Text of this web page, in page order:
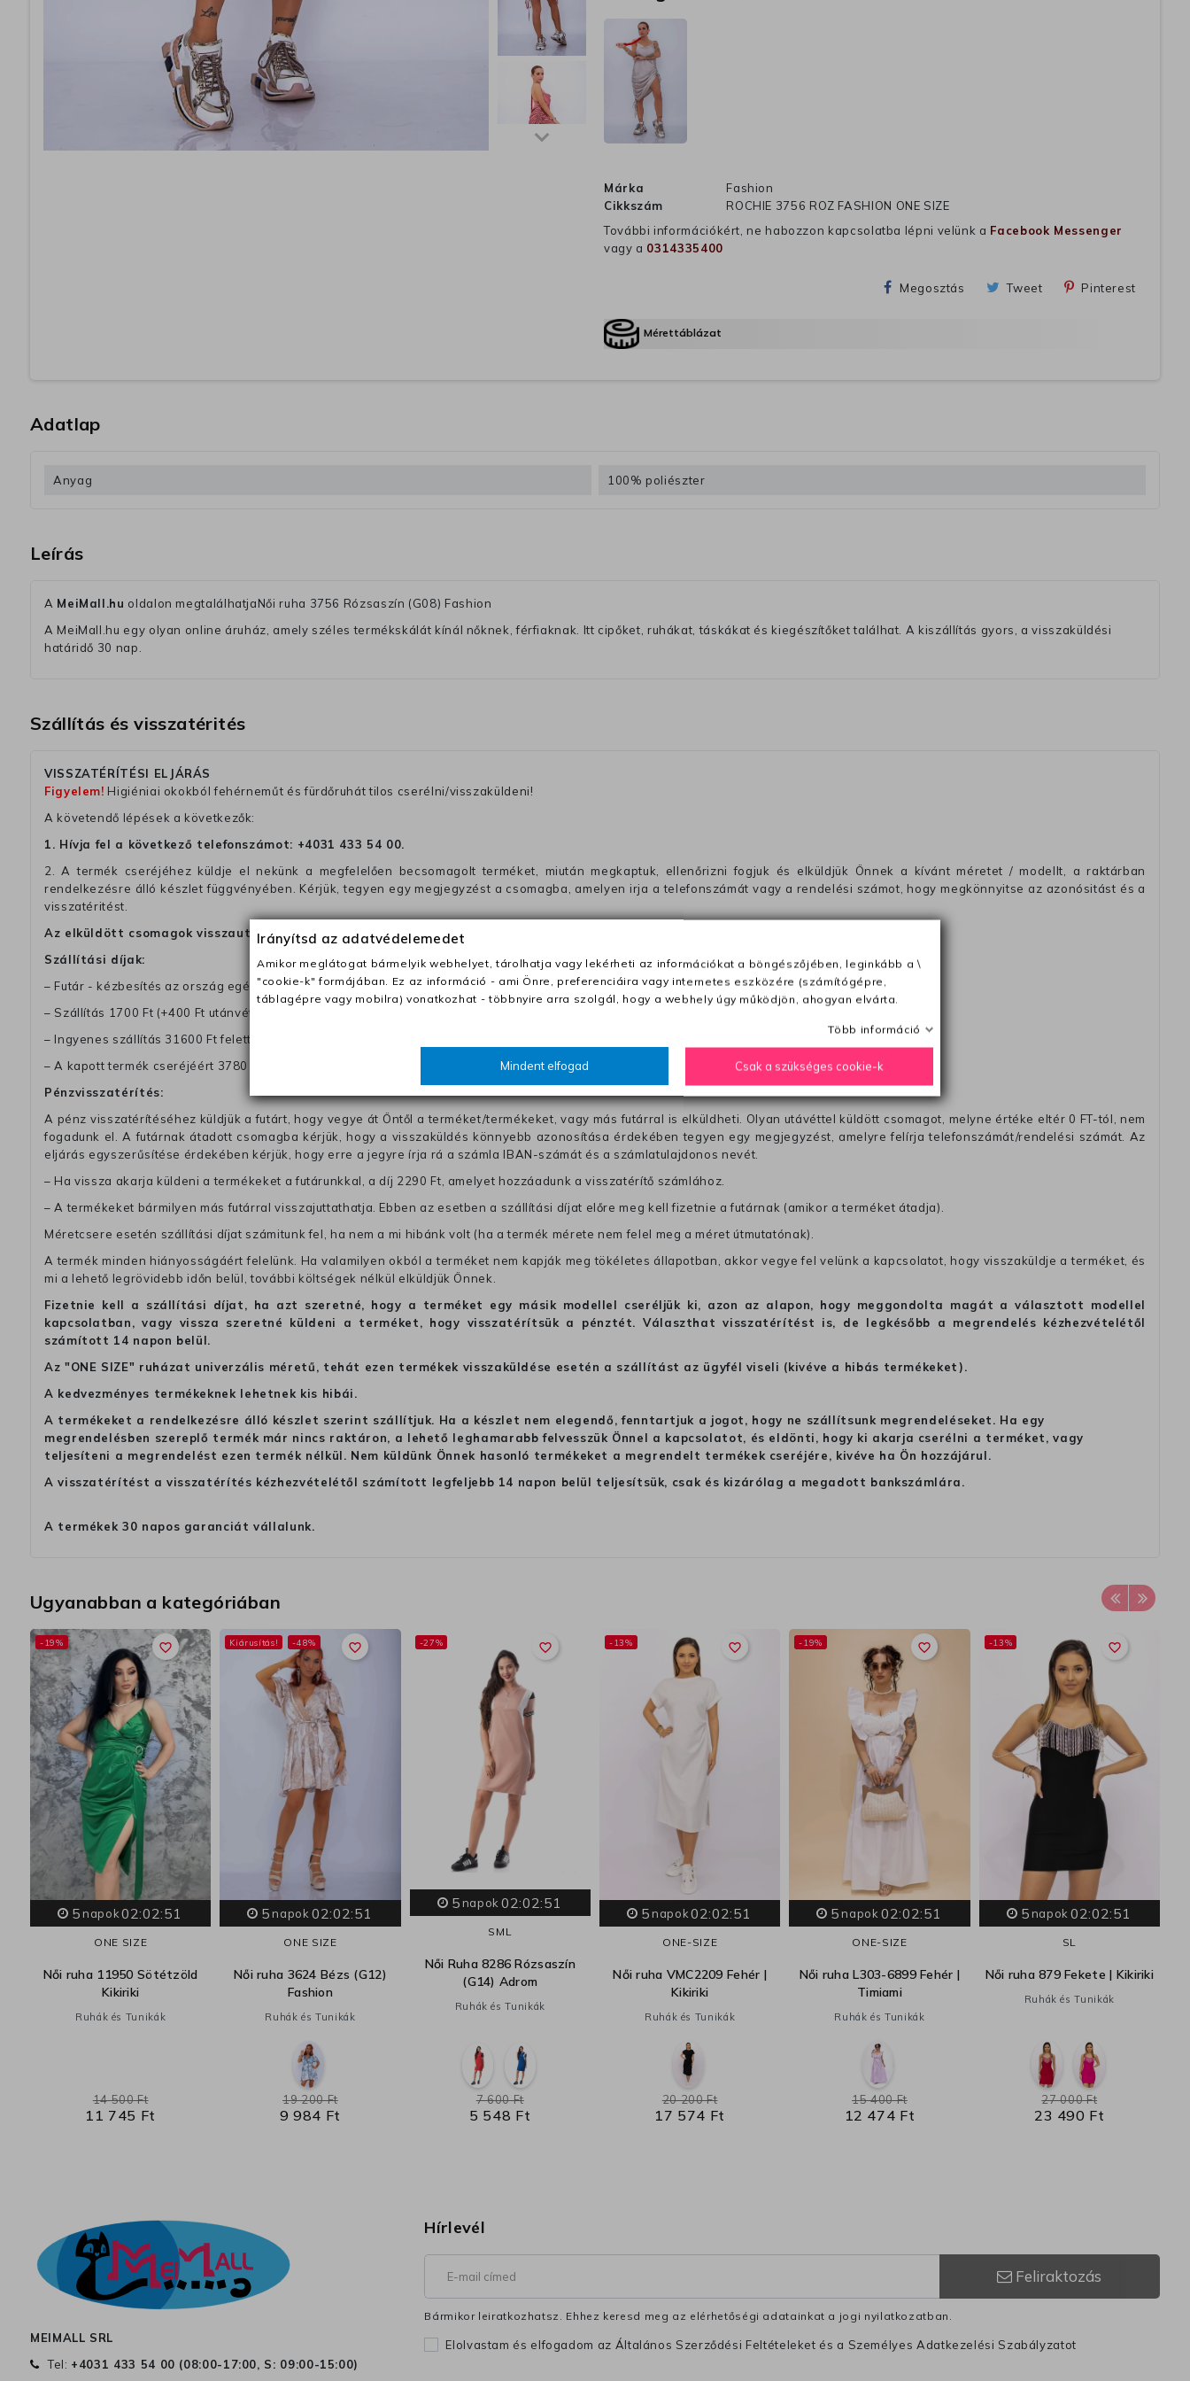
Márka
Fashion
Cikkszám
ROCHIE 3756 ROZ FASHION ONE SIZE
További információkért, ne habozzon kapcsolatba lépni velünk a Facebook Messenger
vagy a 0314335400
Megosztás Tweet Pinterest
Mérettáblázat
Adatlap
Anyag 100% poliészter
Leírás
A MeiMall.hu oldalon megtalálhatjaNői ruha 3756 Rózsaszín (G08) Fashion
A MeiMall.hu egy olyan online áruház, amely széles termékskálát kínál nőknek, férfiaknak. Itt cipőket, ruhákat, táskákat és kiegészítőket találhat. A kiszállítás gyors, a visszaküldési
határidő 30 nap.
Szállítás és visszatérités
VISSZATÉRÍTÉSI ELJÁRÁS
Figyelem! Higiéniai okokból fehérneműt és fürdőruhát tilos cserélni/visszaküldeni!
A követendő lépések a következők:
1. Hívja fel a következő telefonszámot: +4031 433 54 00.
2. A termék cseréjéhez küldje el nekünk a megfelelően becsomagolt terméket, miután megkaptuk, ellenőrizni fogjuk és elküldjük Önnek a kívánt méretet / modellt, a raktárban
rendelkezésre álló készlet függvényében. Kérjük, tegyen egy megjegyzést a csomagba, amelyen irja a telefonszámát vagy a rendelési számot, hogy megkönnyitse az azonósitást és a
visszatéritést.
Az elküldött csomagok visszautasításra kerülnek, ha ezeket nem megfelelő módon csomagolják !!
Szállítási díjak:
– Futár - kézbesítés az ország egész területén, 2-3 munkanapon belül a megrendelés e-mailben / sms-ben történő megerősítésétől számítva
– Szállítás 1700 Ft (+400 Ft utánvéttel)
– Ingyenes szállítás 31600 Ft feletti megrendeléseknél (+400 Ft utánvétte)
– A kapott termék cseréjéért 3780 Ft szállítási díjat számolunk fel (oda -vissza út)
Pénzvisszatérítés:
A pénz visszatérítéséhez küldjük a futárt, hogy vegye át Öntől a terméket/termékeket, vagy más futárral is elküldheti. Olyan utávéttel küldött csomagot, melyne értéke eltér 0 FT-tól, nem
fogadunk el. A futárnak átadott csomagba kérjük, hogy a visszaküldés könnyebb azonosítása érdekében tegyen egy megjegyzést, amelyre felírja telefonszámát/rendelési számát. Az
eljárás egyszerűsítése érdekében kérjük, hogy erre a jegyre írja rá a számla IBAN-számát és a számlatulajdonos nevét.
– Ha vissza akarja küldeni a termékeket a futárunkkal, a díj 2290 Ft, amelyet hozzáadunk a visszatérítő számlához.
– A termékeket bármilyen más futárral visszajuttathatja. Ebben az esetben a szállítási díjat előre meg kell fizetnie a futárnak (amikor a terméket átadja).
Méretcsere esetén szállítási díjat számitunk fel, ha nem a mi hibánk volt (ha a termék mérete nem felel meg a méret útmutatónak).
A termék minden hiányosságáért felelünk. Ha valamilyen okból a terméket nem kapják meg tökéletes állapotban, akkor vegye fel velünk a kapcsolatot, hogy visszaküldje a terméket, és
mi a lehető legrövidebb időn belül, további költségek nélkül elküldjük Önnek.
Fizetnie kell a szállítási díjat, ha azt szeretné, hogy a terméket egy másik modellel cseréljük ki, azon az alapon, hogy meggondolta magát a választott modellel
kapcsolatban, vagy vissza szeretné küldeni a terméket, hogy visszatérítsük a pénztét. Választhat visszatérítést is, de legkésőbb a megrendelés kézhezvételétől
számított 14 napon belül.
Az "ONE SIZE" ruházat univerzális méretű, tehát ezen termékek visszaküldése esetén a szállítást az ügyfél viseli (kivéve a hibás termékeket).
A kedvezményes termékeknek lehetnek kis hibái.
A termékeket a rendelkezésre álló készlet szerint szállítjuk. Ha a készlet nem elegendő, fenntartjuk a jogot, hogy ne szállítsunk megrendeléseket. Ha egy
megrendelésben szereplő termék már nincs raktáron, a lehető leghamarabb felvesszük Önnel a kapcsolatot, és eldönti, hogy ki akarja cserélni a terméket, vagy
teljesíteni a megrendelést ezen termék nélkül. Nem küldünk Önnek hasonló termékeket a megrendelt termékek cseréjére, kivéve ha Ön hozzájárul.
A visszatérítést a visszatérítés kézhezvételétől számított legfeljebb 14 napon belül teljesítsük, csak és kizárólag a megadott bankszámlára.
A termékek 30 napos garanciát vállalunk.
Ugyanabban a kategóriában
favorite_border
-19%
5napok02:02:50
ONE SIZE
Női ruha 11950 Sötétzöld
Kikiriki
Ruhák és Tunikák
11 745 Ft
14 500 Ft
favorite_border
Kiárusítás! -48%
5 napok02:02:50
ONE SIZE
Női ruha 3624 Bézs (G12)
Fashion
Ruhák és Tunikák
9 984 Ft
19 200 Ft
favorite_border
-27%
5napok 02:02:50
S M L
Női Ruha 8286 Rózsaszín
(G14) Adrom
Ruhák és Tunikák
5 548 Ft
7 600 Ft
favorite_border
-13%
5napok02:02:50
ONE-SIZE
Női ruha VMC2209 Fehér |
Kikiriki
Ruhák és Tunikák
17 574 Ft
20 200 Ft
favorite_border
-19%
5 napok02:02:50
ONE-SIZE
Női ruha L303-6899 Fehér |
Timiami
Ruhák és Tunikák
12 474 Ft
15 400 Ft
favorite_border
-13%
5napok02:02:50
SL
Női ruha 879 Fekete | Kikiriki
Ruhák és Tunikák
23 490 Ft
27 000 Ft
MEIMALL SRL
Tel: +4031 433 54 00 (08:00-17:00, S: 09:00-15:00)
Hírlevél
Feliraktozás
Bármikor leiratkozhatsz. Ehhez keresd meg az elérhetőségi adatainkat a jogi nyilatkozatban.
Elolvastam és elfogadom az Általános Szerződési Feltételeket és a Személyes Adatkezelési Szabályzatot
Irányítsd az adatvédelemedet
Amikor meglátogat bármelyik webhelyet, tárolhatja vagy lekérheti az információkat a böngészőjében, leginkább a \
"cookie-k" formájában. Ez az információ - ami Önre, preferenciáira vagy internetes eszközére (számítógépre,
táblagépre vagy mobilra) vonatkozhat - többnyire arra szolgál, hogy a webhely úgy működjön, ahogyan elvárta.
Több információ
Mindent elfogad Csak a szükséges cookie-k